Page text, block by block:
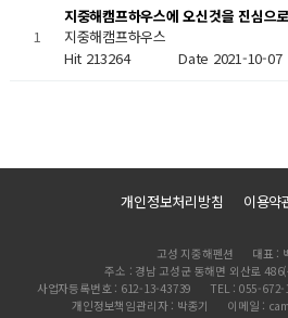
1
지중해캠프하우스에 오신것을 진심으
지중해캠프하우스
Hit 213264Date 2021-10-07
개인정보처리방침 이용약
고성 지중해펜션
대표 :
주소 : 경남 고성군 동해면 외산로
사업자등록번호 : 612-13-43739
TEL : 055-672-
개인정보책임관리자 : 박종기
이메일 :